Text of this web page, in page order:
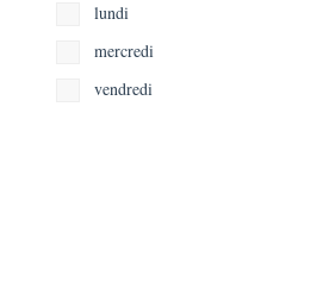
lundi
mercredi
vendredi